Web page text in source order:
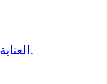
العناية هي تسلسل ذكي: تنظيف، تهيئة، ترطيب، وانتعاش يومي.